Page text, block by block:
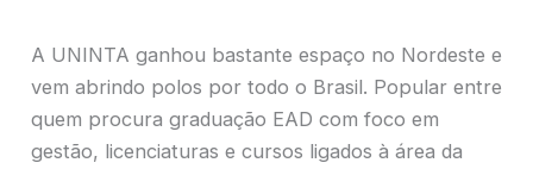
A UNINTA ganhou bastante espaço no Nordeste e
vem abrindo polos por todo o Brasil. Popular entre
quem procura graduação EAD com foco em
gestão, licenciaturas e cursos ligados à área da